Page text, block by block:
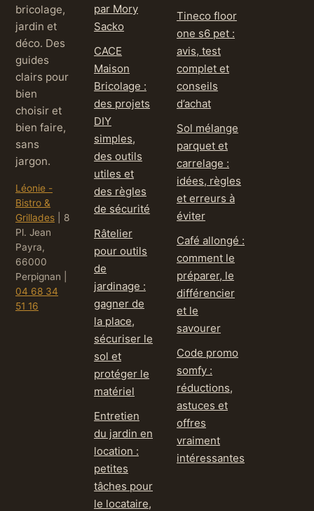
bricolage,
jardin et
déco. Des
guides
clairs pour
bien
choisir et
bien faire,
sans
jargon.
Léonie -
Bistro &
Grillades
8
Pl. Jean
Payra,
66000
Perpignan
04 68 34
51 16
par Mory
Sacko
CACE
Maison
Bricolage :
des projets
DIY
simples,
des outils
utiles et
des règles
de sécurité
Râtelier
pour outils
de
jardinage :
gagner de
la place,
sécuriser le
sol et
protéger le
matériel
Entretien
du jardin en
location :
petites
tâches pour
le locataire,
Tineco floor
one s6 pet :
avis, test
complet et
conseils
d’achat
Sol mélange
parquet et
carrelage :
idées, règles
et erreurs à
éviter
Café allongé :
comment le
préparer, le
différencier
et le
savourer
Code promo
somfy :
réductions,
astuces et
offres
vraiment
intéressantes